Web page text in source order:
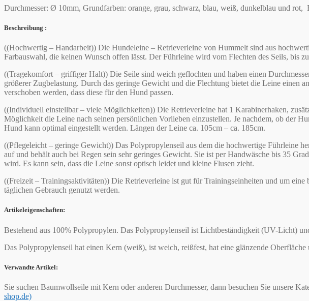
Durchmesser: Ø 10mm, Grundfarben: orange, grau, schwarz, blau, weiß, dunkelblau und
Beschreibung :
((Hochwertig – Handarbeit)) Die Hundeleine – Retrieverleine von Hummelt sind aus
Farbauswahl, die keinen Wunsch offen lässt. Der Führleine wird vom Flechten des Seils, bis
((Tragekomfort – griffiger Halt)) Die Seile sind weich geflochten und haben einen
größerer Zugbelastung. Durch das geringe Gewicht und die Flechtung bietet die Leine
verschoben werden, dass diese für den Hund passen.
((Individuell einstellbar – viele Möglichkeiten)) Die Retrieverleine hat 1 Karabinerhaken,
Möglichkeit die Leine nach seinen persönlichen Vorlieben einzustellen. Je nachdem, ob der
Hund kann optimal eingestellt werden. Längen der Leine ca. 105cm – ca. 185cm.
((Pflegeleicht – geringe Gewicht)) Das Polypropylenseil aus dem die hochwertige Führleine
auf und behält auch bei Regen sein sehr geringes Gewicht. Sie ist per Handwäsche bis 35
wird. Es kann sein, dass die Leine sonst optisch leidet und kleine Flusen zieht.
((Freizeit – Trainingsaktivitäten)) Die Retrieverleine ist gut für Trainingseinheiten und um
täglichen Gebrauch genutzt werden.
Artikeleigenschaften:
Bestehend aus 100% Polypropylen. Das Polypropylenseil ist Lichtbeständigkeit (UV-Licht)
Das Polypropylenseil hat einen Kern (weiß), ist weich, reißfest, hat eine glänzende
Verwandte Artikel:
Sie suchen Baumwollseile mit Kern oder anderen Durchmesser, dann besuchen Sie unsere
shop.de)